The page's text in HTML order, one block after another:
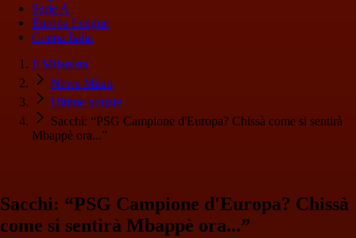
Serie A
Europa League
Coppa Italia
Il Milanista
News Milan
Ultime notizie
Sacchi: “PSG Campione d'Europa? Chissà come si sentirà
Mbappè ora...”
Sacchi: “PSG Campione d'Europa? Chissà
come si sentirà Mbappè ora...”